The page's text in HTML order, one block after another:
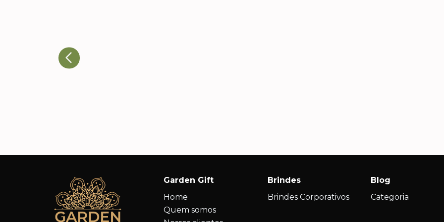
Garden Gift
Home
Quem somos
Brindes
Brindes Corporativos
Blog
Categoria